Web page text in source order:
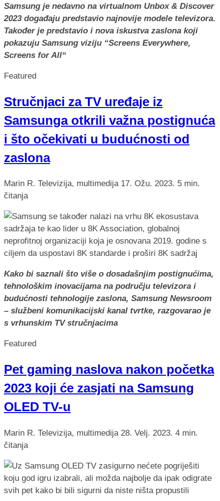
Samsung je nedavno na virtualnom Unbox & Discover
2023 događaju predstavio najnovije modele televizora.
Također je predstavio i nova iskustva zaslona koji
pokazuju Samsung viziju “Screens Everywhere,
Screens for All“
Featured
Stručnjaci za TV uređaje iz
Samsunga otkrili važna postignuća
i što očekivati u budućnosti od
zaslona
Marin R. Televizija, multimedija 17. Ožu. 2023. 5 min.
čitanja
Kako bi saznali što više o dosadašnjim postignućima,
tehnološkim inovacijama na području televizora i
budućnosti tehnologije zaslona, Samsung Newsroom
– službeni komunikacijski kanal tvrtke, razgovarao je
s vrhunskim TV stručnjacima
Featured
Pet gaming naslova nakon početka
2023 koji će zasjati na Samsung
OLED TV-u
Marin R. Televizija, multimedija 28. Velj. 2023. 4 min.
čitanja